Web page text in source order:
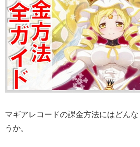
マギアレコードの課金方法にはどん
うか。